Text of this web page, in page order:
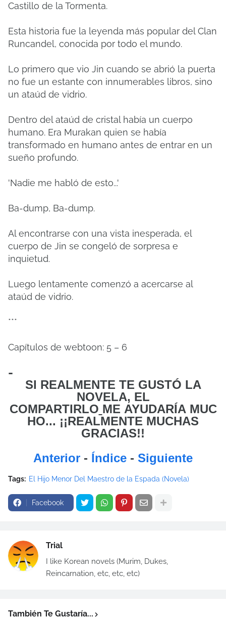
Castillo de la Tormenta.
Esta historia fue la leyenda más popular del Clan
Runcandel, conocida por todo el mundo.
Lo primero que vio Jin cuando se abrió la puerta
no fue un estante con innumerables libros, sino
un ataúd de vidrio.
Dentro del ataúd de cristal había un cuerpo
humano. Era Murakan quien se había
transformado en humano antes de entrar en un
sueño profundo.
'Nadie me habló de esto...'
Ba-dump, Ba-dump.
Al encontrarse con una vista inesperada, el
cuerpo de Jin se congeló de sorpresa e
inquietud.
Luego lentamente comenzó a acercarse al
ataúd de vidrio.
***
Capítulos de webtoon: 5 – 6
-
SI REALMENTE TE GUSTÓ LA
NOVELA, EL
COMPARTIRLO ME AYUDARÍA MUC
HO... ¡¡REALMENTE MUCHAS
GRACIAS!!
Anterior - Índice - Siguiente
Tags: El Hijo Menor Del Maestro de la Espada (Novela)
Facebook
Trial
I like Korean novels (Murim, Dukes,
Reincarnation, etc, etc, etc)
También Te Gustaría...